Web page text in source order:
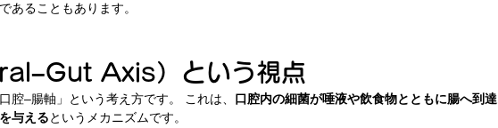
であることもあります。
Axis）という視点
腔–腸軸」という考え方です。 これは、 口腔内の細菌が唾液や飲食物とともに腸へ到達
与えるというメカニズムです。